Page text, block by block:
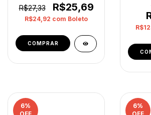
Vermelho
R$27,33 R$25,69
R$24,92 com Boleto
6%
6%